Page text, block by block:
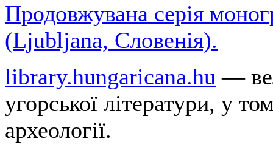
Продовжувана серія
(Ljubljana, Словенія).
library.hungaricana.hu —
угорської літератури, у
археології.